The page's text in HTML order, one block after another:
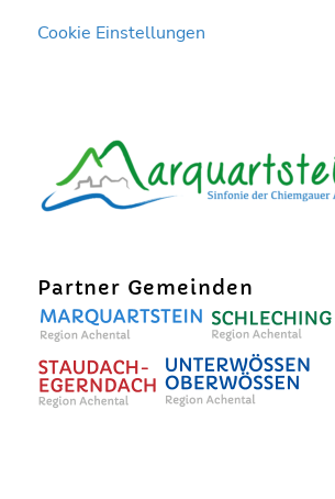
Cookie Einstellungen
Partner Gemeinden